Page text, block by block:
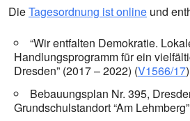
DieTagesordnung ist online und
“Wir entfalten Demokratie.
Handlungsprogramm für ein
Dresden” (2017 – 2022) (V1566/17)
Bebauungsplan Nr. 395,
Grundschulstandort “Am